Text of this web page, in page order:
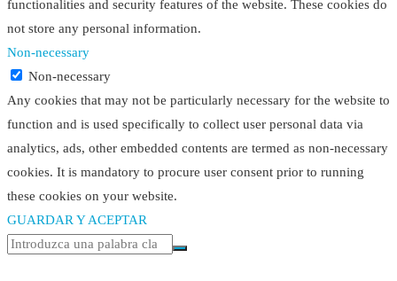
functionalities and security features of the website. These cookies do
not store any personal information.
Non-necessary
Non-necessary
Any cookies that may not be particularly necessary for the website to
function and is used specifically to collect user personal data via
analytics, ads, other embedded contents are termed as non-necessary
cookies. It is mandatory to procure user consent prior to running
these cookies on your website.
GUARDAR Y ACEPTAR